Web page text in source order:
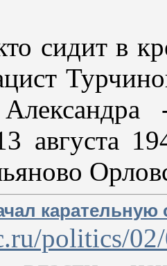
сидит в
августа
politics/